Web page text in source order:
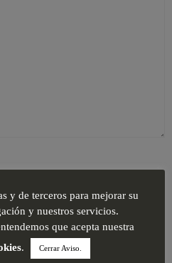
y de terceros para mejorar su
y nuestros servicios.
que acepta nuestra
. Cerrar Aviso.